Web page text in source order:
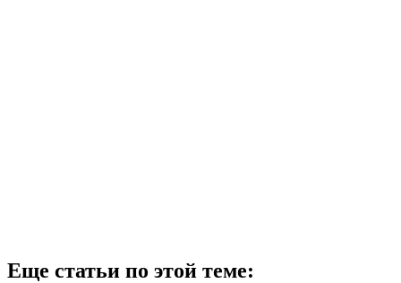
Еще статьи по этой теме: